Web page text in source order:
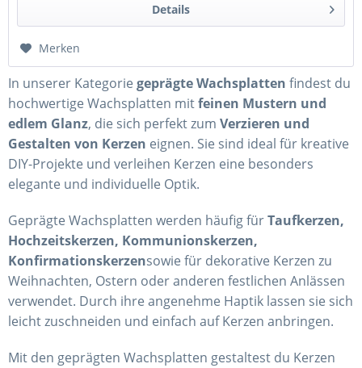
Details
Merken
In unserer Kategorie geprägte Wachsplatten findest du
hochwertige Wachsplatten mitfeinen Mustern und
edlem Glanz, die sich perfekt zum Verzieren und
Gestalten von Kerzen eignen. Sie sind ideal für kreative
DIY-Projekte und verleihen Kerzen eine besonders
elegante und individuelle Optik.
Geprägte Wachsplatten werden häufig fürTaufkerzen,
Hochzeitskerzen, Kommunionskerzen,
Konfirmationskerzensowie für dekorative Kerzen zu
Weihnachten, Ostern oder anderen festlichen Anlässen
verwendet. Durch ihre angenehme Haptik lassen sie sich
leicht zuschneiden und einfach auf Kerzen anbringen.
Mit den geprägten Wachsplatten gestaltest du Kerzen